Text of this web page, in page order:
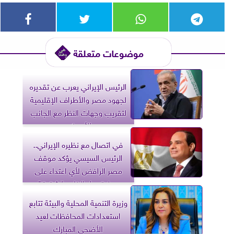
موضوعات متعلقة
الرئيس الإيراني يعرب عن تقديره
لجهود مصر والأطراف الإقليمية
لتقريب وجهات النظر مع الجانب
الأمريكي
في اتصال مع نظيره الإيراني..
الرئيس السيسي يؤكد موقف
مصر الرافض لأي اعتداء على
سيادة دول الخليج الشقيقة
وزيرة التنمية المحلية والبيئة تتابع
استعدادات المحافظات لعيد
الأضحى المبارك